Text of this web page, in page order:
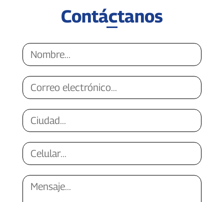
Contáctanos